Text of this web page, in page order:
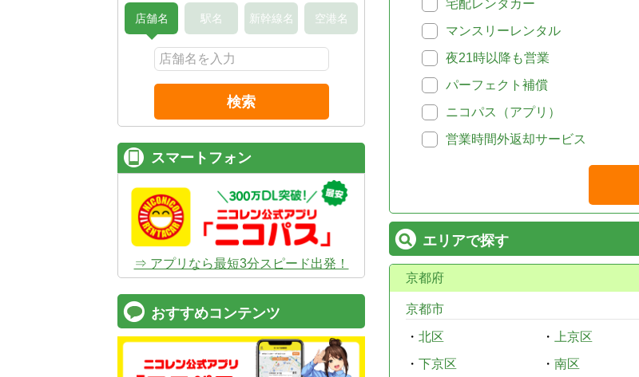
宅配レンタカー
マンスリーレンタル
夜21時以降も営業
パーフェクト補償
ニコパス（アプリ）
営業時間外返却サービス
エリアで探す
京都府
京都市
・ 北区 ・ 上京区
・ 下京区 ・ 南区
店舗名 駅名 新幹線名 空港名
検索
スマートフォン
⇒ アプリなら最短3分スピード出発！
おすすめコンテンツ